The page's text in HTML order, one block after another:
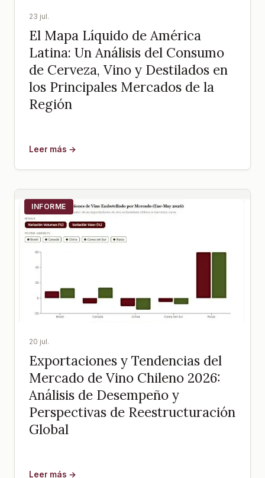
23 jul.
El Mapa Líquido de América
Latina: Un Análisis del Consumo
de Cerveza, Vino y Destilados en
los Principales Mercados de la
Región
Leer más →
INFORME
20 jul.
Exportaciones y Tendencias del
Mercado de Vino Chileno 2026:
Análisis de Desempeño y
Perspectivas de Reestructuración
Global
Leer más →